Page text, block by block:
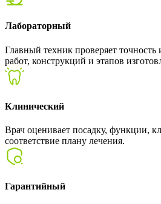
Лабораторный
Главный техник проверяет точность
работ, конструкций и этапов
Клинический
Врач оценивает посадку, функции,
соответствие плану лечения.
Гарантийный